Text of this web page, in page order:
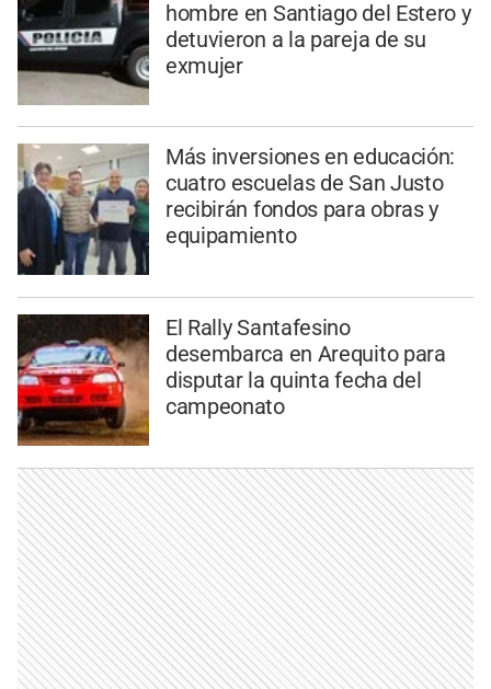
hombre en Santiago del Estero y
detuvieron a la pareja de su
exmujer
Más inversiones en educación:
cuatro escuelas de San Justo
recibirán fondos para obras y
equipamiento
El Rally Santafesino
desembarca en Arequito para
disputar la quinta fecha del
campeonato